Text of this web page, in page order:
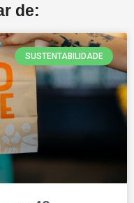
de:
SUSTENTABILIDADE